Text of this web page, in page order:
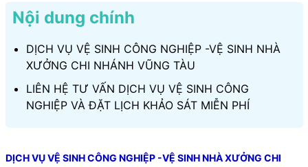
Nội dung chính
DỊCH VỤ VỆ SINH CÔNG NGHIỆP -VỆ SINH NHÀ
XƯỞNG CHI NHÁNH VŨNG TÀU
LIÊN HỆ TƯ VẤN DỊCH VỤ VỆ SINH CÔNG
NGHIỆP VÀ ĐẶT LỊCH KHẢO SÁT MIỄN PHÍ
DỊCH VỤ VỆ SINH CÔNG NGHIỆP -VỆ SINH NHÀ XƯỞNG CHI